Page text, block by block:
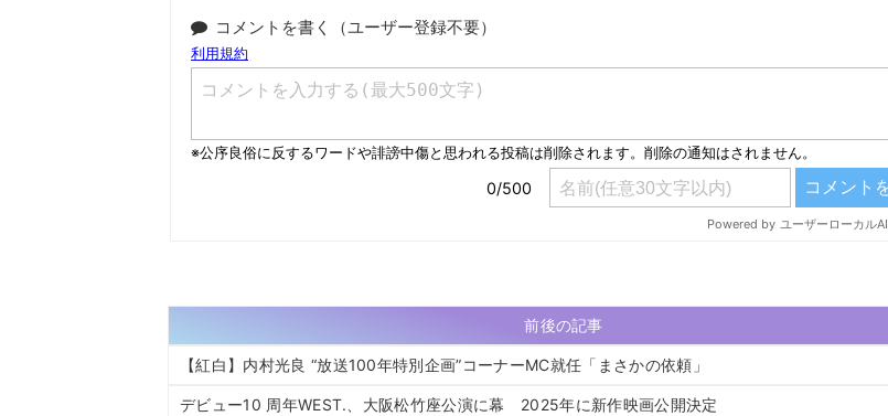
コメントを書く（ユーザー登録不要）
前後の記事
【紅白】内村光良 “放送100年特別企画”コーナーMC就任「まさかの依頼」
デビュー10 周年WEST.、大阪松竹座公演に幕 2025年に新作映画公開決定